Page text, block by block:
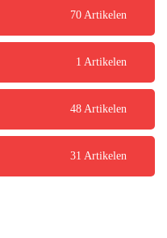
70 Artikelen
1 Artikelen
48 Artikelen
31 Artikelen